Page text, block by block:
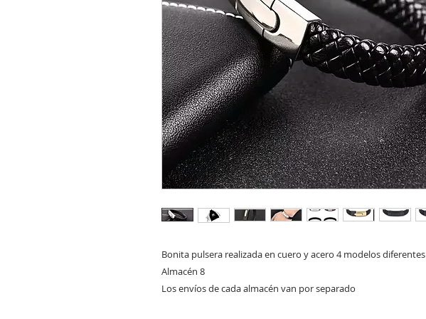
Bonita pulsera realizada en cuero y acero 4 modelos diferentes
Almacén 8
Los envíos de cada almacén van por separado